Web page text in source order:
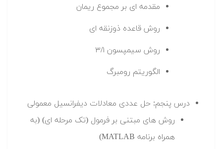
مقدمه ای بر مجموع ریمان
روش قاعده ذوزنقه ای
روش سیمپسون ۳/۱
الگوریتم رومبرگ
درس پنجم: حل عددی معادلات دیفرانسیل معمولی
روش های مبتنی بر فرمول (تک مرحله ای) (به
همراه برنامه MATLAB)